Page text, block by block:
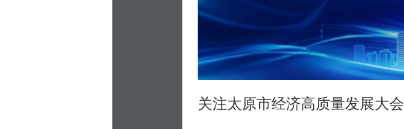
关注太原市经济高质量发展大会